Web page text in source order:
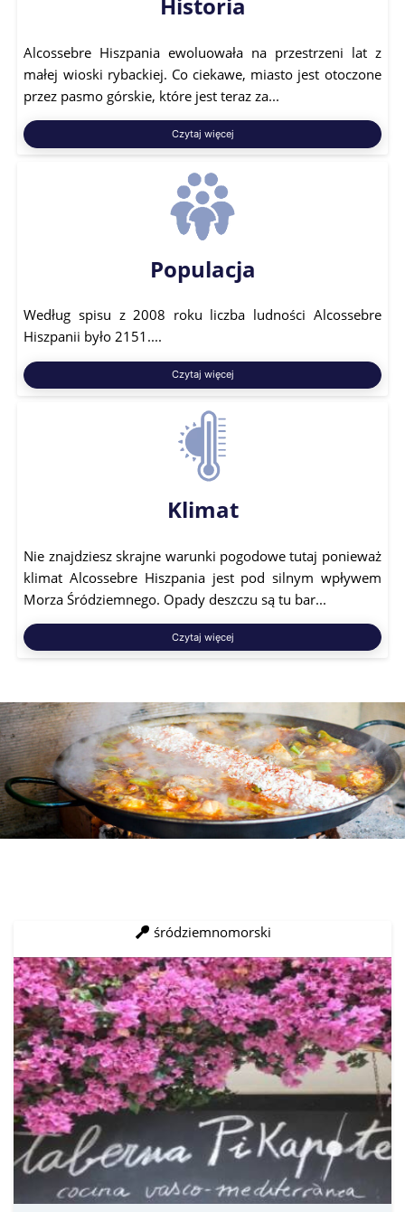
Historia
Alcossebre Hiszpania ewoluowała na przestrzeni lat z
małej wioski rybackiej. Co ciekawe, miasto jest otoczone
przez pasmo górskie, które jest teraz za...
Czytaj więcej
Populacja
Według spisu z 2008 roku liczba ludności Alcossebre
Hiszpanii było 2151....
Czytaj więcej
Klimat
Nie znajdziesz skrajne warunki pogodowe tutaj ponieważ
klimat Alcossebre Hiszpania jest pod silnym wpływem
Morza Śródziemnego. Opady deszczu są tu bar...
Czytaj więcej
śródziemnomorski